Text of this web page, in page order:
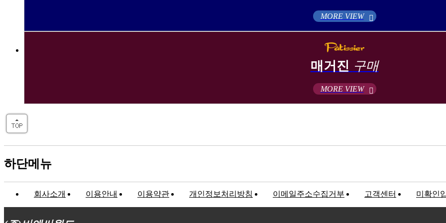
MORE VIEW
매거진 구매
MORE VIEW
하단메뉴
회사소개 이용안내 이용약관 개인정보처리방침 이메일주소수집거부 고객센터 미확인